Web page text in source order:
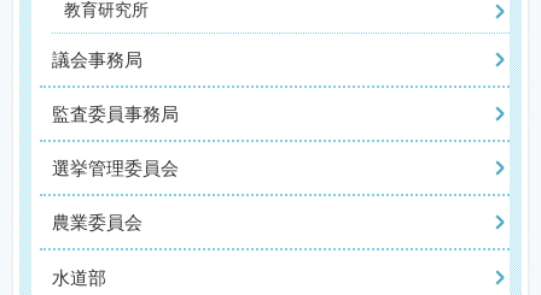
教育研究所
議会事務局
監査委員事務局
選挙管理委員会
農業委員会
水道部